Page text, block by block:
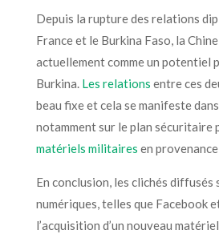
Depuis la rupture des relations
France et le Burkina Faso, la
actuellement comme un potentiel
Burkina. Les relations entre ces
beau fixe et cela se manifeste
notamment sur le plan sécuritaire
matériels militaires en
En conclusion, les clichés
numériques, telles que Facebook
l’acquisition d’un nouveau